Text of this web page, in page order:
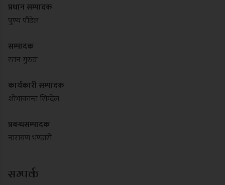
प्रधान सम्पादक
पुण्य पौडेल
सम्पादक
रतन गुरुङ
कार्यकारी सम्पादक
शोभाकान्त सिग्देल
प्रबन्धसम्पादक
नारायण भण्डारी
सम्पर्क